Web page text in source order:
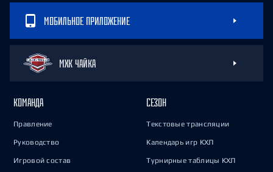
МОБИЛЬНОЕ ПРИЛОЖЕНИЕ
МХК ЧАЙКА
КОМАНДА
Правление
Руководство
Игровой состав
СЕЗОН
Текстовые трансляции
Календарь игр КХЛ
Турнирные таблицы КХЛ